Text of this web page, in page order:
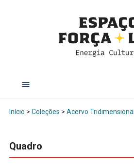
Início > Coleções > Acervo Tridimensional
Quadro